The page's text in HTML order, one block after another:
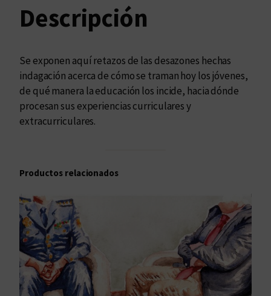
a
c
o
l
a
r
c
n
t
i
d
a
d
Descripción
Se exponen aquí retazos de las desazones hechas
indagación acerca de cómo se traman hoy los jóvenes,
de qué manera la educación los incide, hacia dónde
procesan sus experiencias curriculares y
extracurriculares.
Productos relacionados